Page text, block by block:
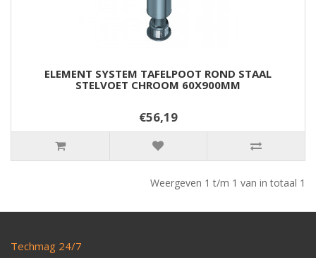
ELEMENT SYSTEM TAFELPOOT ROND STAAL
STELVOET CHROOM 60X900MM
€56,19
Weergeven 1 t/m 1 van in totaal 1
Techmag 24/7